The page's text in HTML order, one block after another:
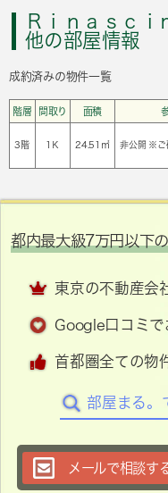
Ｒｉｎａｓｃ
他の部屋情報
成約済みの物件一覧
階層 間取り 面積
3階 1Ｋ 24.51㎡ 非公開 ※ご
都内最大級7万円以下
東京の不動産会
Google口コミ
首都圏全ての物
部屋まる。
メールで相談す